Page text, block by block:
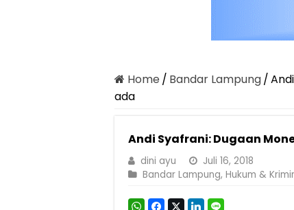
Home / Bandar Lampung/
ada
Andi Syafrani: Dugaan
dini ayu
Juli 16, 2018
Bandar Lampung, Hukum &